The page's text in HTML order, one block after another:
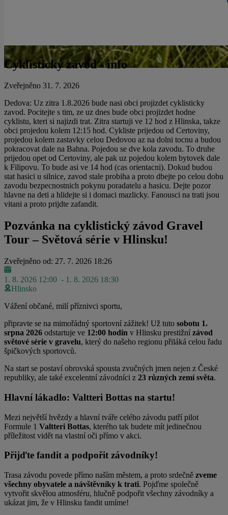
Cyklistický závod - info
Zveřejněno 31. 7. 2026
Dedova: Uz zitra 1.8.2026 bude nasi obci projizdet cyklisticky
zavod. Pocitejte s tim, ze uz dnes bude obci projizdet hodne
cyklistu, kteri si najizdi trat. Zitra startuji ve 12 hod z Hlinska, takze
obci projedou kolem 12:15 hod. Cykliste prijedou od Certoviny,
projedou kolem zastavky celou Dedovou az na dolni tocnu a budou
pokracovat dale na Bahna. Pojedou se dve kola zavodu. To druhe
prijedou opet od Certoviny, ale pak uz pojedou kolem bytovek dale
k Filipovu. To bude asi ve 14 hod (cas orientacni). Dokud budou
stat hasici u silnice, zavod stale probiha a proto dbejte po celou dobu
zavodu bezpecnostnich pokynu poradatelu a hasicu. Dejte pozor
hlavne na deti a hlidejte si i domaci mazlicky. Fanousci na trati jsou
vitani a proto prijdte zafandit.
Pozvánka na cyklistický závod Gravel
Tour – Světová série v Hlinsku!
Zveřejněno od: 27. 7. 2026 18:26
1. 8. 2026 12:00 - 1. 8. 2026 18:30
Hlinsko
Vážení občané, milí příznivci sportu,
připravte se na mimořádný sportovní zážitek! Už tuto sobotu 1.
srpna 2026 odstartuje ve 12:00 hodin v Hlinsku prestižní závod
světové série v gravelu, který do našeho regionu přiláká celou řadu
špičkových sportovců.
Na start se postaví obrovská spousta zvučných jmen nejen z České
republiky, ale také excelentní závodníci z 23 různých zemí světa.
Hlavní lákadlo: Valtteri Bottas na startu!
Mezi největší hvězdy a hlavní tváře celého závodu patří pilot
Formule 1 Valtteri Bottas, kterého tak budete mít jedinečnou
příležitost vidět na vlastní oči přímo v akci.
Přijďte fandit a podpořit závodníky!
Trasa závodu povede přímo naším městem, a proto srdečně zveme
všechny obyvatele a návštěvníky k trati. Pojďme společně
vytvořit skvělou atmosféru, hlučně podpořit všechny závodníky a
ukázat jim, že v Hlinsku fandit umíme!